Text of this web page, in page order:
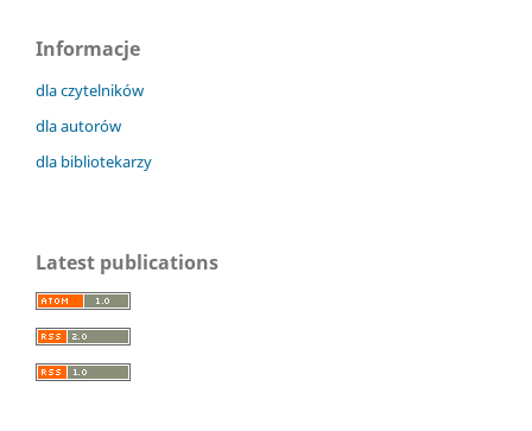
Informacje
dla czytelników
dla autorów
dla bibliotekarzy
Latest publications